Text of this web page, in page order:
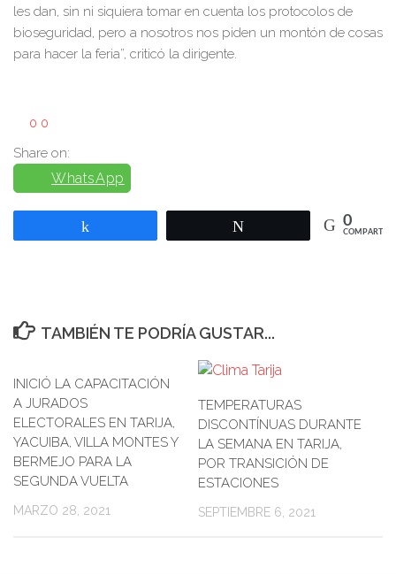
les dan, sin ni siquiera tomar en cuenta los protocolos de
bioseguridad, pero a nosotros nos piden un montón de cosas
para hacer la feria”, criticó la dirigente.
0 0
Share on:
WhatsApp
0
COMPARTIR
TAMBIÉN TE PODRÍA GUSTAR...
INICIÓ LA CAPACITACIÓN
A JURADOS
ELECTORALES EN TARIJA,
YACUIBA, VILLA MONTES Y
BERMEJO PARA LA
SEGUNDA VUELTA
MARZO 28, 2021
TEMPERATURAS
DISCONTÍNUAS DURANTE
LA SEMANA EN TARIJA,
POR TRANSICIÓN DE
ESTACIONES
SEPTIEMBRE 6, 2021